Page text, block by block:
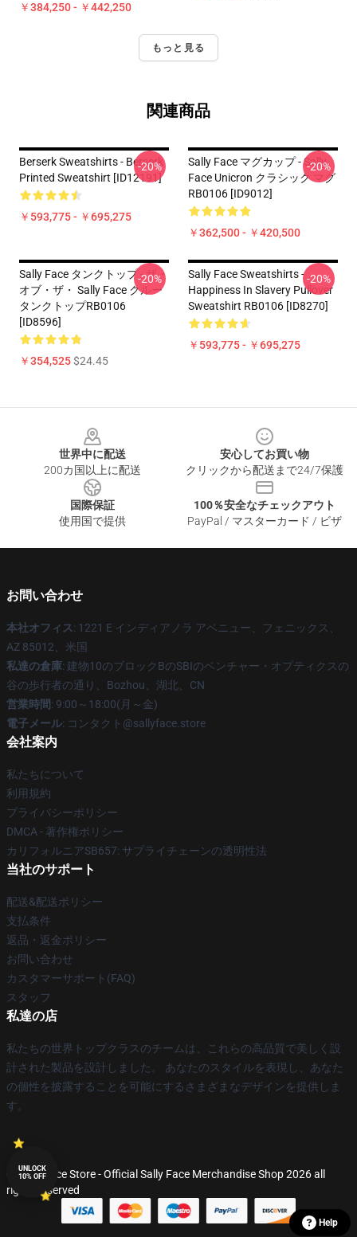
￥384,250 - ￥442,250
もっと見る
関連商品
Berserk Sweatshirts - Berserk
Printed Sweatshirt [ID12191]
￥593,775 - ￥695,275
-20%
Sally Face マグカップ - Sally
Face Unicron クラシック マグ
RB0106 [ID9012]
￥362,500 - ￥420,500
-20%
Sally Face タンクトップ - ザ・
オブ・ザ・ Sally Face クルー
タンクトップRB0106
[ID8596]
￥354,525$24.45
-20%
Sally Face Sweatshirts -
Happiness In Slavery Pullover
Sweatshirt RB0106 [ID8270]
￥593,775 - ￥695,275
-20%
世界中に配送
200カ国以上に配送
安心してお買い物
クリックから配送まで24/7保護
国際保証
使用国で提供
100％安全なチェックアウト
PayPal / マスターカード / ビザ
お問い合わせ
本社オフィス: 1221 E インディアノラ アベニュー、フェニックス、
AZ 85012、米国
私達の倉庫: 建物10のブロックBのSBIのベンチャー・オプティクスの
谷の歩行者の通り、Bozhou、湖北、CN
営業時間: 9:00～18:00(月～金)
電子メール: コンタクト@sallyface.store
会社案内
私たちについて
利用規約
プライバシーポリシー
DMCA - 著作権ポリシー
カリフォルニアSB657: サプライチェーンの透明性法
当社のサポート
配送&配送ポリシー
支払条件
返品・返金ポリシー
お問い合わせ
カスタマーサポート(FAQ)
スタッフ
私達の店
私たちの世界トップクラスのチームは、これらの高品質で美しく設
計された製品を設計しました。 あなたのスタイルを表現し、あなた
の個性を披露することを可能にするさまざまなデザインを提供しま
す。
© Sally Face Store - Official Sally Face Merchandise Shop 2026 all
rights reserved
Help
UNLOCK
10% OFF